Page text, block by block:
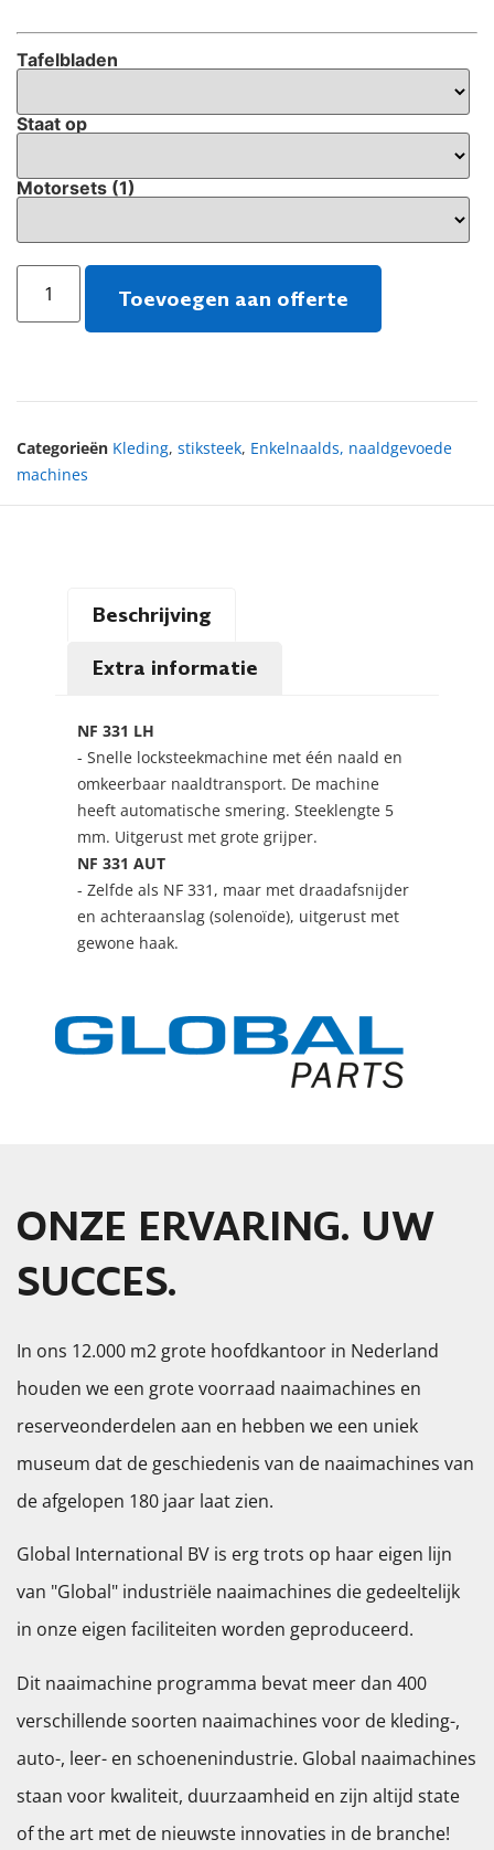
Tafelbladen
Staat op
Motorsets (1)
Toevoegen aan offerte
Categorieën Kleding, stiksteek, Enkelnaalds, naaldgevoede
machines
Beschrijving
Extra informatie
NF 331 LH
- Snelle locksteekmachine met één naald en
omkeerbaar naaldtransport. De machine
heeft automatische smering. Steeklengte 5
mm. Uitgerust met grote grijper.
NF 331 AUT
- Zelfde als NF 331, maar met draadafsnijder
en achteraanslag (solenoïde), uitgerust met
gewone haak.
ONZE ERVARING. UW
SUCCES.
In ons 12.000 m2 grote hoofdkantoor in Nederland
houden we een grote voorraad naaimachines en
reserveonderdelen aan en hebben we een uniek
museum dat de geschiedenis van de naaimachines van
de afgelopen 180 jaar laat zien.
Global International BV is erg trots op haar eigen lijn
van "Global" industriële naaimachines die gedeeltelijk
in onze eigen faciliteiten worden geproduceerd.
Dit naaimachine programma bevat meer dan 400
verschillende soorten naaimachines voor de kleding-,
auto-, leer- en schoenenindustrie. Global naaimachines
staan voor kwaliteit, duurzaamheid en zijn altijd state
of the art met de nieuwste innovaties in de branche!